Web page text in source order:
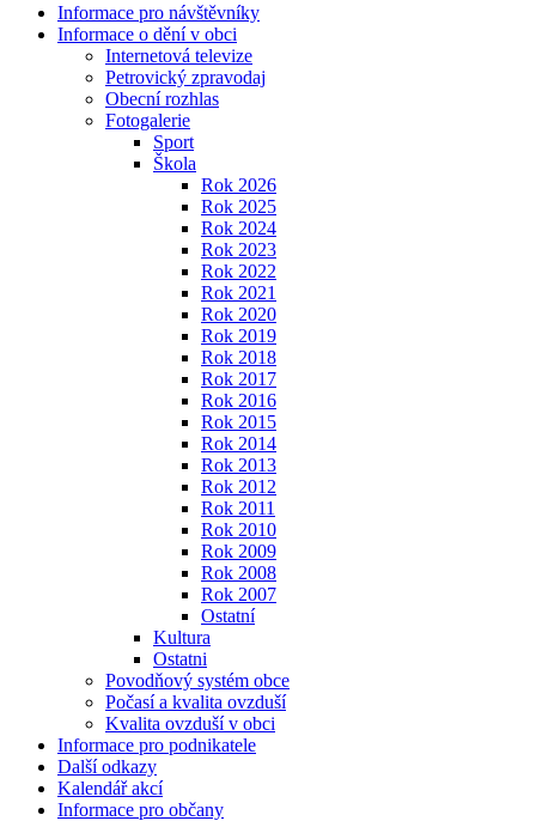
Informace pro návštěvníky
Informace o dění v obci
Internetová televize
Petrovický zpravodaj
Obecní rozhlas
Fotogalerie
Sport
Škola
Rok 2026
Rok 2025
Rok 2024
Rok 2023
Rok 2022
Rok 2021
Rok 2020
Rok 2019
Rok 2018
Rok 2017
Rok 2016
Rok 2015
Rok 2014
Rok 2013
Rok 2012
Rok 2011
Rok 2010
Rok 2009
Rok 2008
Rok 2007
Ostatní
Kultura
Ostatni
Povodňový systém obce
Počasí a kvalita ovzduší
Kvalita ovzduší v obci
Informace pro podnikatele
Další odkazy
Kalendář akcí
Informace pro občany